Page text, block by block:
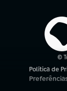
©
Política de
(abre em